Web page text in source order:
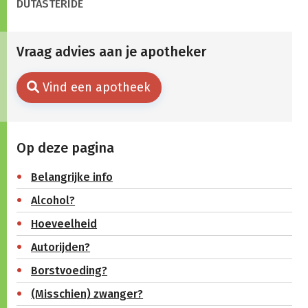
DUTASTERIDE
Vraag advies aan je apotheker
Vind een apotheek
Op deze pagina
Belangrijke info
Alcohol?
Hoeveelheid
Autorijden?
Borstvoeding?
(Misschien) zwanger?